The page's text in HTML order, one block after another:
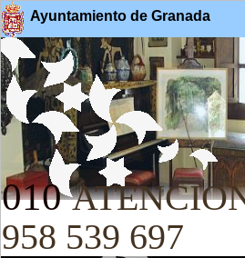
Ayuntamiento de Granada
010
958 539 697